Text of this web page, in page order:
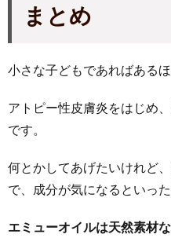
まとめ
小さな子どもであればある
アトピー性皮膚炎をはじめ
です。
何とかしてあげたいけれど
で、成分が気になるといっ
エミューオイルは天然素材